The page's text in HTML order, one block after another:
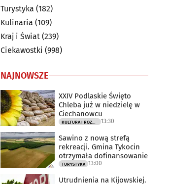
Turystyka (182)
Kulinaria (109)
Kraj i Świat (239)
Ciekawostki (998)
NAJNOWSZE
XXIV Podlaskie Święto
Chleba już w niedzielę w
Ciechanowcu
13:30
Sawino z nową strefą
rekreacji. Gmina Tykocin
otrzymała dofinansowanie
TURYSTYKA 13:00
Utrudnienia na Kijowskiej.